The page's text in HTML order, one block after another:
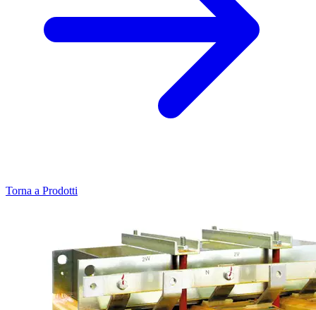
Torna a Prodotti